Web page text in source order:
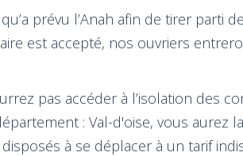
prévu l’Anah afin de tirer parti
est accepté, nos ouvriers
pas accéder à l’isolation des
: Val-d'oise, vous aurez
à se déplacer à un tarif